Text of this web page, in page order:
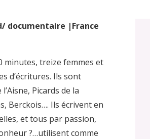
documentaire |France
minutes, treize femmes et
d’écritures. Ils sont
Picards de la
Berckois…. Ils écrivent en
et tous par passion,
?…utilisent comme